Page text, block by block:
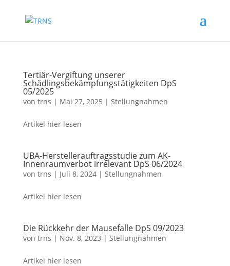
Tertiär-Vergiftung unserer
Schädlingsbekämpfungstätigkeiten DpS
05/2025
von trns | Mai 27, 2025 | Stellungnahmen
Artikel hier lesen
UBA-Herstellerauftragsstudie zum AK-
Innenraumverbot irrelevant DpS 06/2024
von trns | Juli 8, 2024| Stellungnahmen
Artikel hier lesen
Die Rückkehr der Mausefalle DpS 09/2023
von trns | Nov. 8, 2023 | Stellungnahmen
Artikel hier lesen